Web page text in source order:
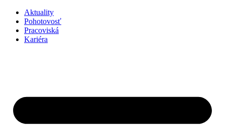
Aktuality
Pohotovosť
Pracoviská
Kariéra